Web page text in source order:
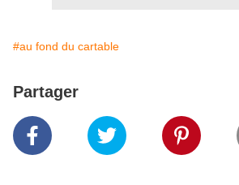
#au fond du cartable
Partager